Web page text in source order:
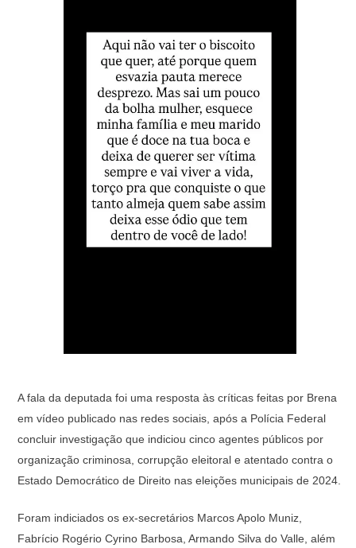
A fala da deputada foi uma resposta às críticas feitas por Brena
em vídeo publicado nas redes sociais, após a Polícia Federal
concluir investigação que indiciou cinco agentes públicos por
organização criminosa, corrupção eleitoral e atentado contra o
Estado Democrático de Direito nas eleições municipais de 2024.
Foram indiciados os ex-secretários Marcos Apolo Muniz,
Fabrício Rogério Cyrino Barbosa, Armando Silva do Valle, além